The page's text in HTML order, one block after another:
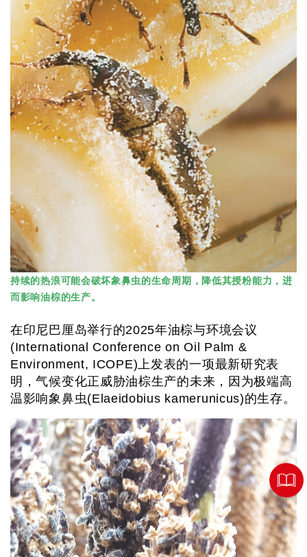
持续的热浪可能会破坏象鼻虫的生命周期，降低其授粉能力，进
而影响油棕的生产。
在印尼巴厘岛举行的2025年油棕与环境会议
(International Conference on Oil Palm &
Environment, ICOPE)上发表的一项最新研究表
明，气候变化正威胁油棕生产的未来，因为极端高
温影响象鼻虫(Elaeidobius kamerunicus)的生存。